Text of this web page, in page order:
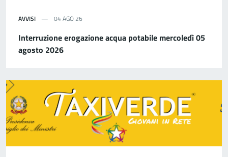
AVVISI 04 AGO 26
Interruzione erogazione acqua potabile mercoledì 05
agosto 2026